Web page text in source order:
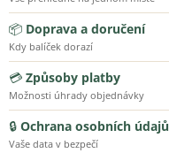
📦 Doprava a doručení
Kdy balíček dorazí
💳 Způsoby platby
Možnosti úhrady objednávky
🔒 Ochrana osobních údajů
Vaše data v bezpečí